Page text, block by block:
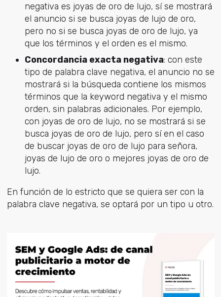
negativa es joyas de oro de lujo, sí se mostrará
el anuncio si se busca joyas de lujo de oro,
pero no si se busca joyas de oro de lujo, ya
que los términos y el orden es el mismo.
Concordancia exacta negativa: con este
tipo de palabra clave negativa, el anuncio no se
mostrará si la búsqueda contiene los mismos
términos que la keyword negativa y el mismo
orden, sin palabras adicionales. Por ejemplo,
con joyas de oro de lujo, no se mostrará si se
busca joyas de oro de lujo, pero sí en el caso
de buscar joyas de oro de lujo para señora,
joyas de lujo de oro o mejores joyas de oro de
lujo.
En función de lo estricto que se quiera ser con la
palabra clave negativa, se optará por un tipo u otro.